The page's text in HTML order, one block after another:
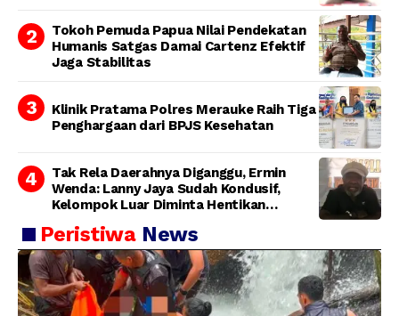
Tokoh Pemuda Papua Nilai Pendekatan
Humanis Satgas Damai Cartenz Efektif
Jaga Stabilitas
Klinik Pratama Polres Merauke Raih Tiga
Penghargaan dari BPJS Kesehatan
Tak Rela Daerahnya Diganggu, Ermin
Wenda: Lanny Jaya Sudah Kondusif,
Kelompok Luar Diminta Hentikan
Peristiwa News